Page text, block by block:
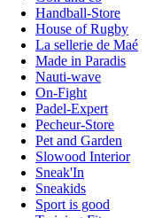
Handball-Store
House of Rugby
La sellerie de Maé
Made in Paradis
Nauti-wave
On-Fight
Padel-Expert
Pecheur-Store
Pet and Garden
Slowood Interior
Sneak'In
Sneakids
Sport is good